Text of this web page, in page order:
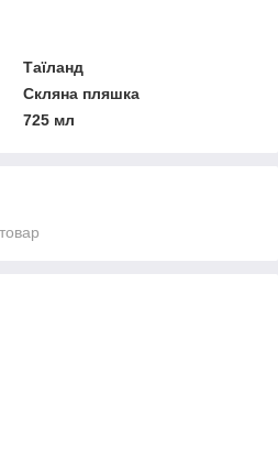
Таїланд
Скляна пляшка
725 мл